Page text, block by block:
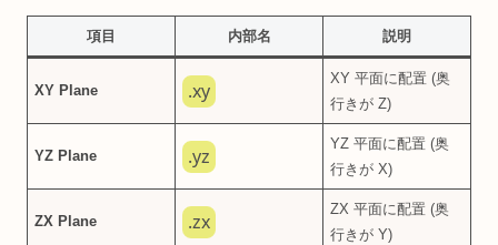
項目 内部名 説明
XY Plane .xy
XY 平面に配置 (奥
行きが Z)
YZ Plane .yz
YZ 平面に配置 (奥
行きが X)
ZX Plane .zx
ZX 平面に配置 (奥
行きが Y)